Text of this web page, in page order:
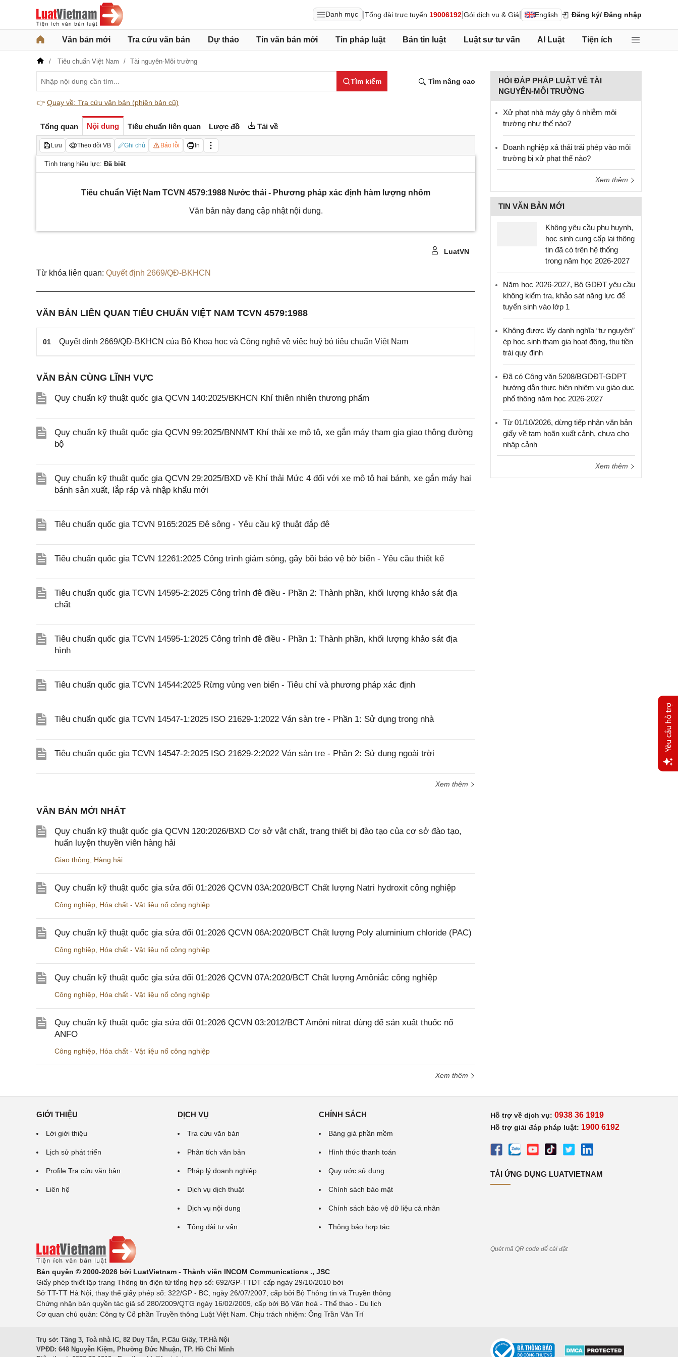
Danh mục Tổng đài trực tuyến 19006192 Gói dịch vụ & Giá English Đăng ký/ Đăng nhập
Văn bản mới Tra cứu văn bản Dự thảo Tin văn bản mới Tin pháp luật Bản tin luật Luật sư tư vấn AI Luật Tiện ích
Tiêu chuẩn Việt Nam Tài nguyên-Môi trường
Tìm kiếm Tìm nâng cao
👉 Quay về: Tra cứu văn bản (phiên bản cũ)
Tổng quan Nội dung Tiêu chuẩn liên quan Lược đồ Tải về
Lưu Theo dõi VB Ghi chú Báo lỗi In
Tình trạng hiệu lực: Đã biết
Tiêu chuẩn Việt Nam TCVN 4579:1988 Nước thải - Phương pháp xác định hàm lượng nhôm
Văn bản này đang cập nhật nội dung.
LuatVN
Từ khóa liên quan: Quyết định 2669/QĐ-BKHCN
VĂN BẢN LIÊN QUAN TIÊU CHUẨN VIỆT NAM TCVN 4579:1988
01 Quyết định 2669/QĐ-BKHCN của Bộ Khoa học và Công nghệ về việc huỷ bỏ tiêu chuẩn Việt Nam
VĂN BẢN CÙNG LĨNH VỰC
Quy chuẩn kỹ thuật quốc gia QCVN 140:2025/BKHCN Khí thiên nhiên thương phẩm
Quy chuẩn kỹ thuật quốc gia QCVN 99:2025/BNNMT Khí thải xe mô tô, xe gắn máy tham gia giao thông đường
bộ
Quy chuẩn kỹ thuật quốc gia QCVN 29:2025/BXD về Khí thải Mức 4 đối với xe mô tô hai bánh, xe gắn máy hai
bánh sản xuất, lắp ráp và nhập khẩu mới
Tiêu chuẩn quốc gia TCVN 9165:2025 Đê sông - Yêu cầu kỹ thuật đắp đê
Tiêu chuẩn quốc gia TCVN 12261:2025 Công trình giảm sóng, gây bồi bảo vệ bờ biển - Yêu cầu thiết kế
Tiêu chuẩn quốc gia TCVN 14595-2:2025 Công trình đê điều - Phần 2: Thành phần, khối lượng khảo sát địa
chất
Tiêu chuẩn quốc gia TCVN 14595-1:2025 Công trình đê điều - Phần 1: Thành phần, khối lượng khảo sát địa
hình
Tiêu chuẩn quốc gia TCVN 14544:2025 Rừng vùng ven biển - Tiêu chí và phương pháp xác định
Tiêu chuẩn quốc gia TCVN 14547-1:2025 ISO 21629-1:2022 Ván sàn tre - Phần 1: Sử dụng trong nhà
Tiêu chuẩn quốc gia TCVN 14547-2:2025 ISO 21629-2:2022 Ván sàn tre - Phần 2: Sử dụng ngoài trời
Xem thêm
VĂN BẢN MỚI NHẤT
Quy chuẩn kỹ thuật quốc gia QCVN 120:2026/BXD Cơ sở vật chất, trang thiết bị đào tạo của cơ sở đào tạo,
huấn luyện thuyền viên hàng hải
Giao thông Hàng hải
Quy chuẩn kỹ thuật quốc gia sửa đổi 01:2026 QCVN 03A:2020/BCT Chất lượng Natri hydroxit công nghiệp
Công nghiệp Hóa chất - Vật liệu nổ công nghiệp
Quy chuẩn kỹ thuật quốc gia sửa đổi 01:2026 QCVN 06A:2020/BCT Chất lượng Poly aluminium chloride (PAC)
Công nghiệp Hóa chất - Vật liệu nổ công nghiệp
Quy chuẩn kỹ thuật quốc gia sửa đổi 01:2026 QCVN 07A:2020/BCT Chất lượng Amôniắc công nghiệp
Công nghiệp Hóa chất - Vật liệu nổ công nghiệp
Quy chuẩn kỹ thuật quốc gia sửa đổi 01:2026 QCVN 03:2012/BCT Amôni nitrat dùng để sản xuất thuốc nổ
ANFO
Công nghiệp Hóa chất - Vật liệu nổ công nghiệp
Xem thêm
HỎI ĐÁP PHÁP LUẬT VỀ TÀI
NGUYÊN-MÔI TRƯỜNG
Xử phạt nhà máy gây ô nhiễm môi
trường như thế nào?
Doanh nghiệp xả thải trái phép vào môi
trường bị xử phạt thế nào?
Xem thêm
TIN VĂN BẢN MỚI
Không yêu cầu phụ huynh,
học sinh cung cấp lại thông
tin đã có trên hệ thống
trong năm học 2026-2027
Năm học 2026-2027, Bộ GDĐT yêu cầu
không kiểm tra, khảo sát năng lực để
tuyển sinh vào lớp 1
Không được lấy danh nghĩa “tự nguyện”
ép học sinh tham gia hoạt động, thu tiền
trái quy định
Đã có Công văn 5208/BGDĐT-GDPT
hướng dẫn thực hiện nhiệm vụ giáo dục
phổ thông năm học 2026-2027
Từ 01/10/2026, dừng tiếp nhận văn bản
giấy về tạm hoãn xuất cảnh, chưa cho
nhập cảnh
Xem thêm
GIỚI THIỆU
Lời giới thiệu
Lịch sử phát triển
Profile Tra cứu văn bản
Liên hệ
DỊCH VỤ
Tra cứu văn bản
Phân tích văn bản
Pháp lý doanh nghiệp
Dịch vụ dịch thuật
Dịch vụ nội dung
Tổng đài tư vấn
CHÍNH SÁCH
Bảng giá phần mềm
Hình thức thanh toán
Quy ước sử dụng
Chính sách bảo mật
Chính sách bảo vệ dữ liệu cá nhân
Thông báo hợp tác
Bản quyền © 2000-2026 bởi LuatVietnam - Thành viên INCOM Communications ., JSC
Giấy phép thiết lập trang Thông tin điện tử tổng hợp số: 692/GP-TTĐT cấp ngày 29/10/2010 bởi
Sở TT-TT Hà Nội, thay thế giấy phép số: 322/GP - BC, ngày 26/07/2007, cấp bởi Bộ Thông tin và Truyền thông
Chứng nhận bản quyền tác giả số 280/2009/QTG ngày 16/02/2009, cấp bởi Bộ Văn hoá - Thể thao - Du lịch
Cơ quan chủ quản: Công ty Cổ phần Truyền thông Luật Việt Nam. Chịu trách nhiệm: Ông Trần Văn Trí
Hỗ trợ về dịch vụ: 0938 36 1919
Hỗ trợ giải đáp pháp luật: 1900 6192
TẢI ỨNG DỤNG LUATVIETNAM
Quét mã QR code để cài đặt
Trụ sở: Tầng 3, Toà nhà IC, 82 Duy Tân, P.Cầu Giấy, TP.Hà Nội
VPĐD: 648 Nguyễn Kiệm, Phường Đức Nhuận, TP. Hồ Chí Minh